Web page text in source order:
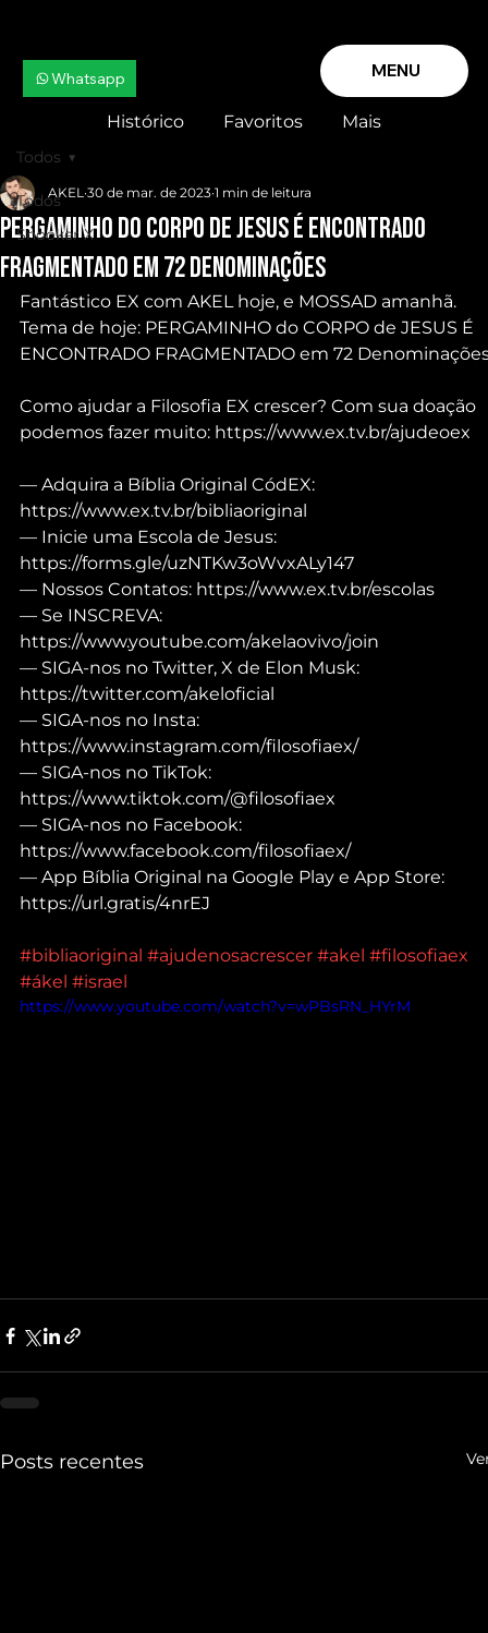
MENU
Whatsapp
Histórico Favoritos Mais
Todos
Snooker X
Todos
PERGAMINHO do CORPO de JESUS É ENCONTRADO
FRAGMENTADO em 72 Denominações
AKEL 30 de mar. de 2023 1 min de leitura
Fantástico EX com AKEL hoje, e MOSSAD amanhã.
Tema de hoje: PERGAMINHO do CORPO de JESUS É
ENCONTRADO FRAGMENTADO em 72
Como ajudar a Filosofia EX crescer? Com sua doação
podemos fazer muito: https://www.ex.tv.br/ajudeoex
— Adquira a Bíblia Original CódEX:
https://www.ex.tv.br/bibliaoriginal
— Inicie uma Escola de Jesus:
https://forms.gle/uzNTKw3oWvxALy147
— Nossos Contatos: https://www.ex.tv.br/escolas
— Se INSCREVA:
https://www.youtube.com/akelaovivo/join
— SIGA-nos no Twitter, X de Elon Musk:
https://twitter.com/akeloficial
— SIGA-nos no Insta:
https://www.instagram.com/filosofiaex/
— SIGA-nos no TikTok:
https://www.tiktok.com/@filosofiaex
— SIGA-nos no Facebook:
https://www.facebook.com/filosofiaex/
— App Bíblia Original na Google Play e App Store:
https://url.gratis/4nrEJ
#bibliaoriginal #ajudenosacrescer #akel #filosofiaex
#ákel #israel
https://www.youtube.com/watch?v=wPBsRN_HYrM
Posts recentes